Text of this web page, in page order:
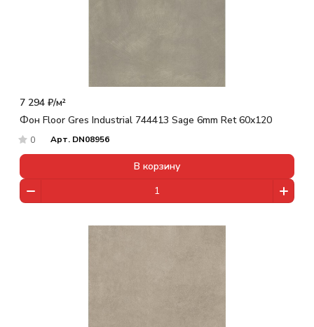
7 294 ₽/м²
Фон Floor Gres Industrial 744413 Sage 6mm Ret 60x120
0 Арт. DN08956
В корзину